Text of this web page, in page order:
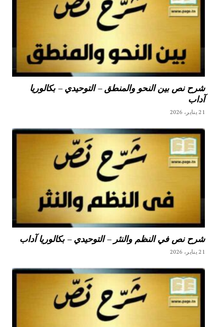
شرح نص بين النحو والمنطق – التوحيدي – بكالوريا
آداب
21 يناير، 2026
شرح نص في النظم والنثر – التوحيدي – بكالوريا آداب
21 يناير، 2026